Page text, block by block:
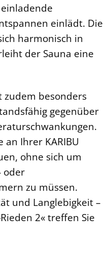
einlädt. Die
harmonisch in
der Sauna eine
zudem besonders
gegenüber
an Ihrer KARIBU
ohne sich um
oder
zu müssen.
und Langlebigkeit –
2« treffen Sie